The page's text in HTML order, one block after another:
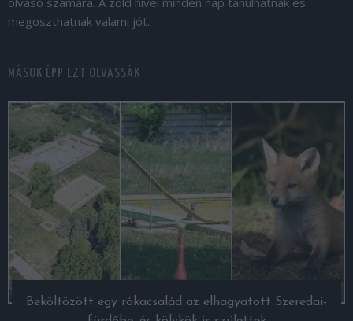
megoszthatnak valami jót.
MÁSOK ÉPP EZT OLVASSÁK
Beköltözött egy rókacsalád az elhagyatott Szeredai-